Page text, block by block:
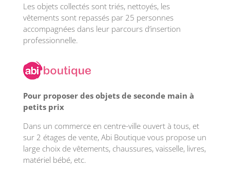
Les objets collectés sont triés, nettoyés, les
vêtements sont repassés par 25 personnes
accompagnées dans leur parcours d’insertion
professionnelle.
Pour proposer des objets de seconde main à
petits prix
Dans un commerce en centre-ville ouvert à tous, et
sur 2 étages de vente, Abi Boutique vous propose un
large choix de vêtements, chaussures, vaisselle, livres,
matériel bébé, etc.